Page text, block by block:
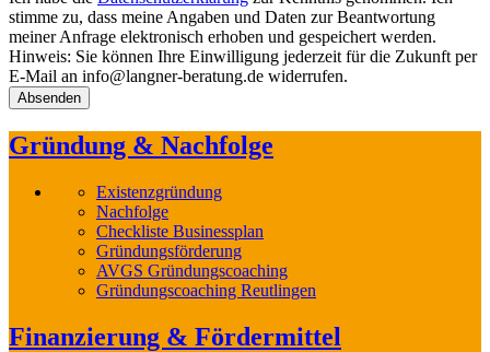
stimme zu, dass meine Angaben und Daten zur Beantwortung
meiner Anfrage elektronisch erhoben und gespeichert werden.
Hinweis: Sie können Ihre Einwilligung jederzeit für die Zukunft per
E-Mail an info@langner-beratung.de widerrufen.
Gründung & Nachfolge
Existenzgründung
Nachfolge
Checkliste Businessplan
Gründungsförderung
AVGS Gründungscoaching
Gründungscoaching Reutlingen
Finanzierung & Fördermittel